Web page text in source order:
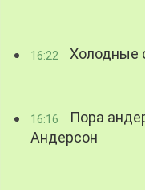
16:22 Холодные
16:16
Пора
Андерсон